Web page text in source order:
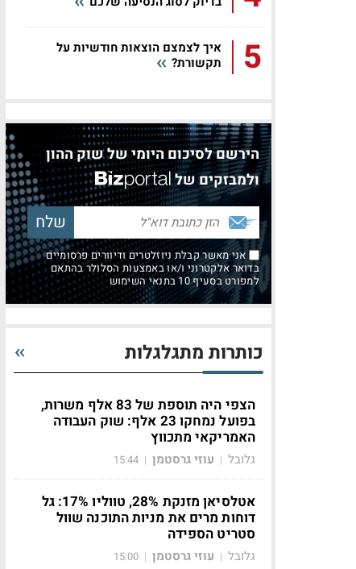
5
איך לצמצם הוצאות חודשיות על
תקשורת?
הירשם לסיכום היומי של שוק ההון
ולמבזקים של
אני מאשר קבלת ניוזלטרים ודיוורים פרסומיים
בדואר אלקטרוני ו/או באמצעות הסלולר בהתאם
למפורט בסעיף 10 בתנאי השימוש
כותרות מתגלגלות
הצפי היה תוספת של 83 אלף משרות,
בפועל נמחקו 23 אלף: שוק העבודה
האמריקאי מתכווץ
גלובל | עוזי גרסטמן |
15:44
אטלסיאן מזנקת 28%, טווליו 17%: גל
דוחות מרים את מניות התוכנה שוול
סטריט הספידה
גלובל | עוזי גרסטמן |
15:00